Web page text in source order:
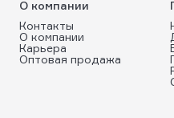
О компании
Контакты
О компании
Карьера
Оптовая продажа